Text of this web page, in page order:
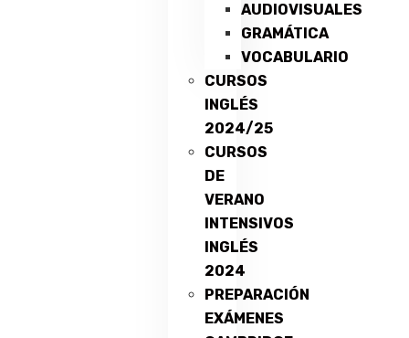
AUDIOVISUALES
GRAMÁTICA
VOCABULARIO
CURSOS
INGLÉS
2024/25
CURSOS
DE
VERANO
INTENSIVOS
INGLÉS
2024
PREPARACIÓN
EXÁMENES